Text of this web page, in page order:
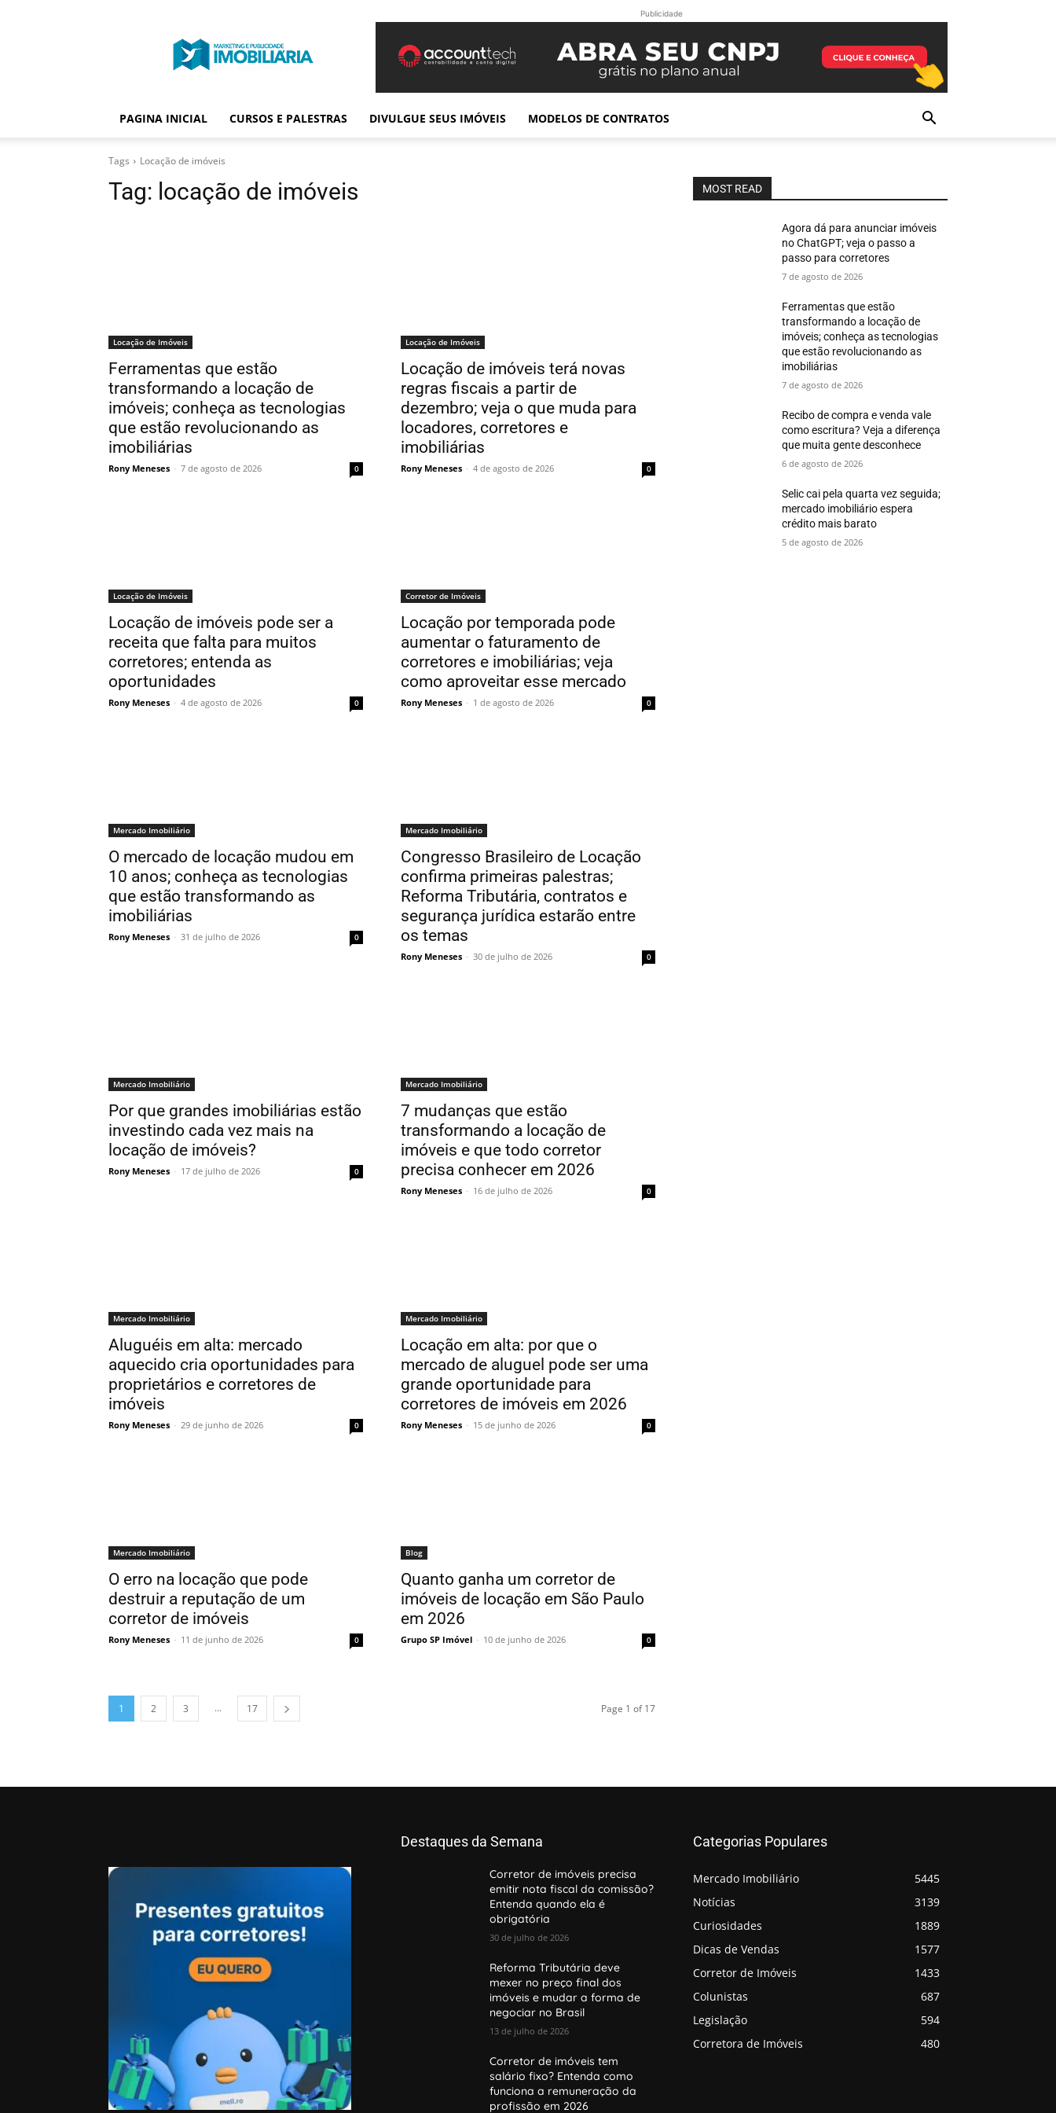
Publicidade
Imobiliária
Publicidade
PAGINA INICIAL CURSOS E PALESTRAS DIVULGUE SEUS IMÓVEIS MODELOS DE CONTRATOS
Tags Locação de imóveis
Tag: locação de imóveis
Locação de Imóveis
Ferramentas que estão
transformando a locação de
imóveis; conheça as tecnologias
que estão revolucionando as
imobiliárias
Rony Meneses - 7 de agosto de 2026 0
Locação de Imóveis
Locação de imóveis terá novas
regras fiscais a partir de
dezembro; veja o que muda para
locadores, corretores e
imobiliárias
Rony Meneses - 4 de agosto de 2026 0
Locação de Imóveis
Locação de imóveis pode ser a
receita que falta para muitos
corretores; entenda as
oportunidades
Rony Meneses - 4 de agosto de 2026 0
Corretor de Imóveis
Locação por temporada pode
aumentar o faturamento de
corretores e imobiliárias; veja
como aproveitar esse mercado
Rony Meneses - 1 de agosto de 2026 0
Mercado Imobiliário
O mercado de locação mudou em
10 anos; conheça as tecnologias
que estão transformando as
imobiliárias
Rony Meneses - 31 de julho de 2026 0
Mercado Imobiliário
Congresso Brasileiro de Locação
confirma primeiras palestras;
Reforma Tributária, contratos e
segurança jurídica estarão entre
os temas
Rony Meneses - 30 de julho de 2026 0
Mercado Imobiliário
Por que grandes imobiliárias estão
investindo cada vez mais na
locação de imóveis?
Rony Meneses - 17 de julho de 2026 0
Mercado Imobiliário
7 mudanças que estão
transformando a locação de
imóveis e que todo corretor
precisa conhecer em 2026
Rony Meneses - 16 de julho de 2026 0
Mercado Imobiliário
Aluguéis em alta: mercado
aquecido cria oportunidades para
proprietários e corretores de
imóveis
Rony Meneses - 29 de junho de 2026 0
Mercado Imobiliário
Locação em alta: por que o
mercado de aluguel pode ser uma
grande oportunidade para
corretores de imóveis em 2026
Rony Meneses - 15 de junho de 2026 0
Mercado Imobiliário
O erro na locação que pode
destruir a reputação de um
corretor de imóveis
Rony Meneses - 11 de junho de 2026 0
Blog
Quanto ganha um corretor de
imóveis de locação em São Paulo
em 2026
Grupo SP Imóvel - 10 de junho de 2026 0
1 2 3 ... 17 Page 1 of 17
MOST READ
Agora dá para anunciar imóveis
no ChatGPT; veja o passo a
passo para corretores
7 de agosto de 2026
Ferramentas que estão
transformando a locação de
imóveis; conheça as tecnologias
que estão revolucionando as
imobiliárias
7 de agosto de 2026
Recibo de compra e venda vale
como escritura? Veja a diferença
que muita gente desconhece
6 de agosto de 2026
Selic cai pela quarta vez seguida;
mercado imobiliário espera
crédito mais barato
5 de agosto de 2026
Destaques da Semana
Corretor de imóveis precisa
emitir nota fiscal da comissão?
Entenda quando ela é
obrigatória
30 de julho de 2026
Reforma Tributária deve
mexer no preço final dos
imóveis e mudar a forma de
negociar no Brasil
13 de julho de 2026
Corretor de imóveis tem
salário fixo? Entenda como
funciona a remuneração da
profissão em 2026
Categorias Populares
Mercado Imobiliário
5445
Notícias
3139
Curiosidades
1889
Dicas de Vendas
1577
Corretor de Imóveis
1433
Colunistas
687
Legislação
594
Corretora de Imóveis
480